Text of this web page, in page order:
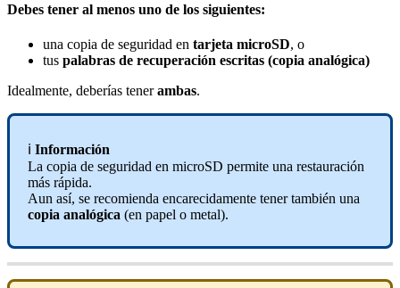
Debes tener al menos uno de los siguientes:
una copia de seguridad en tarjeta microSD, o
tus palabras de recuperación escritas (copia analógica)
Idealmente, deberías tenerambas.
ℹ️ Información
La copia de seguridad en microSD permite una restauración
más rápida.
Aun así, se recomienda encarecidamente tener también una
copia analógica (en papel o metal).